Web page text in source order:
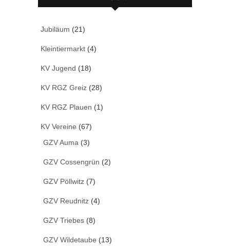
Jubiläum (21)
Kleintiermarkt (4)
KV Jugend (18)
KV RGZ Greiz (28)
KV RGZ Plauen (1)
KV Vereine (67)
GZV Auma (3)
GZV Cossengrün (2)
GZV Pöllwitz (7)
GZV Reudnitz (4)
GZV Triebes (8)
GZV Wildetaube (13)